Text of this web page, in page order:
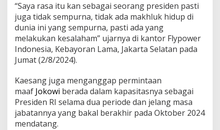
“Saya rasa itu kan sebagai seorang presiden pasti
juga tidak sempurna, tidak ada makhluk hidup di
dunia ini yang sempurna, pasti ada yang
melakukan kesalaham” ujarnya di kantor Flypower
Indonesia, Kebayoran Lama, Jakarta Selatan pada
Jumat (2/8/2024).
Kaesang juga menganggap permintaan
maaf Jokowi berada dalam kapasitasnya sebagai
Presiden RI selama dua periode dan jelang masa
jabatannya yang bakal berakhir pada Oktober 2024
mendatang.